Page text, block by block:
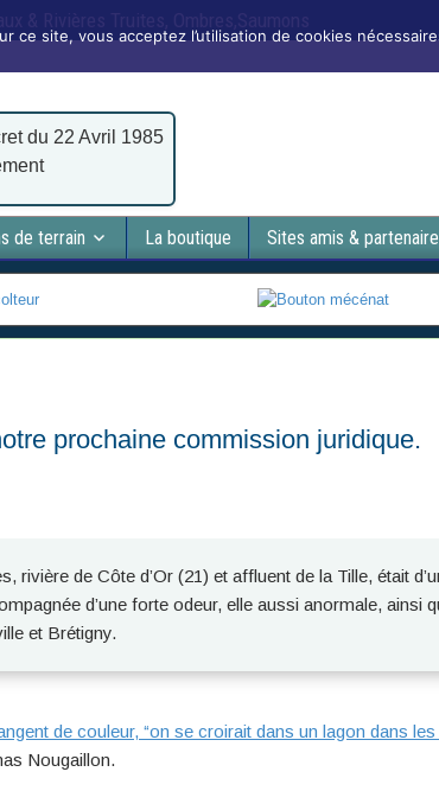
du 22 Avril 1985
de terrain La boutique Sites amis &
prochaine commission juridique.
rivière de Côte d’Or (21) et affluent de la Tille, était
d’une forte odeur, elle aussi anormale, ainsi
et Brétigny.
de couleur, “on se croirait dans un lagon dans les
Nougaillon.
ce site, vous acceptez l’utilisation de cookies